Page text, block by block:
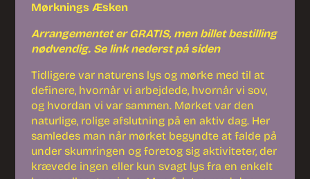
Mørknings Æsken
Arrangementet er GRATIS, men billet bestilling
nødvendig. Se link nederst på siden
Tidligere var naturens lys og mørke med til at
definere, hvornår vi arbejdede, hvornår vi sov,
og hvordan vi var sammen. Mørket var den
naturlige, rolige afslutning på en aktiv dag. Her
samledes man når mørket begyndte at falde på
under skumringen og foretog sig aktiviteter, der
krævede ingen eller kun svagt lys fra en enkelt